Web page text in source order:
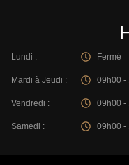
Lundi :
Mardi à Jeudi :
Vendredi :
Samedi :
Fermé
09h00 -
09h00 -
09h00 -